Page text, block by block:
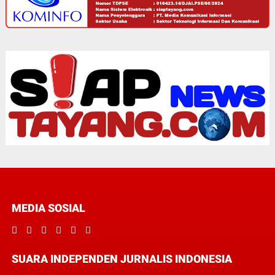
MEDIA SOSIAL
SUARA INDEPENDEN JURNALIS INDONESIA